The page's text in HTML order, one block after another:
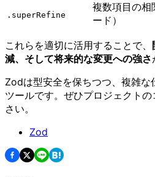
.superRefine
複数項目の相
ード）
これらを適切に活用することで、
減、そして将来的な変更への強さ
Zodは型安全を保ちつつ、複雑な
ツールです。ぜひプロジェクト
さい。
Zod